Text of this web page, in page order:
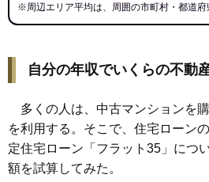
※周辺エリア平均は、周囲の市町村・都道府
自分の年収でいくらの不動
多くの人は、中古マンションを
を利用する。そこで、住宅ローン
定住宅ローン「フラット35」につ
額を試算してみた。